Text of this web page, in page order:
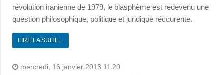
révolution iranienne de 1979, le blasphème est redevenu une
question philosophique, politique et juridique réccurente.
LIRE LA SUITE...
mercredi, 16 janvier 2013 11:20